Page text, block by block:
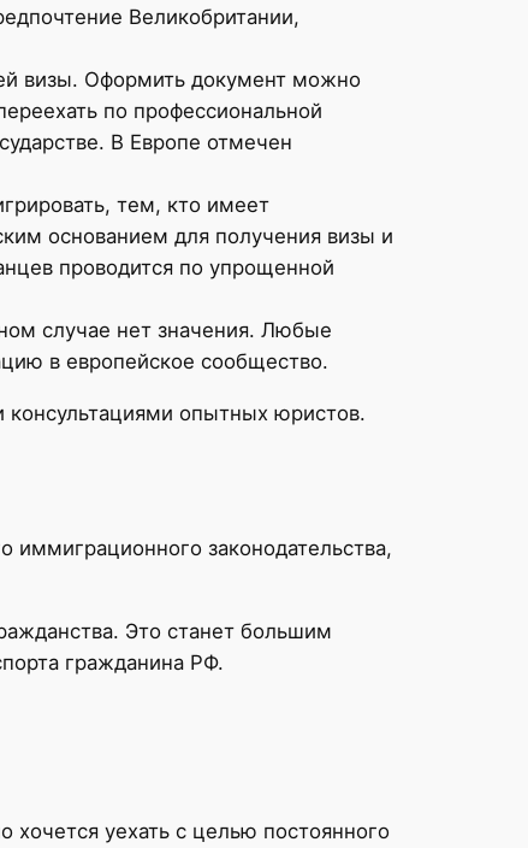
Великобритании,
визы. Оформить документ можно
по профессиональной
В Европе отмечен
тем, кто имеет
основанием для получения визы и
проводится по упрощенной
случае нет значения. Любые
в европейское сообщество.
консультациями опытных юристов.
законодательства,
Это станет большим
гражданина РФ.
хочется уехать с целью постоянного